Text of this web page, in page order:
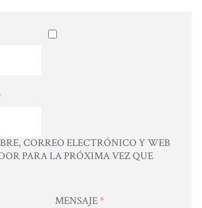
CORREO ELECTRÓNICO Y WEB
PARA LA PRÓXIMA VEZ QUE
MENSAJE*